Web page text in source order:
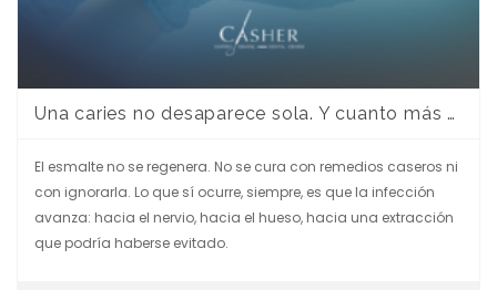
Una caries no desaparece sola. Y cuanto más esperas, más cara sale.
El esmalte no se regenera. No se cura con remedios caseros ni
con ignorarla. Lo que sí ocurre, siempre, es que la infección
avanza: hacia el nervio, hacia el hueso, hacia una extracción
que podría haberse evitado.